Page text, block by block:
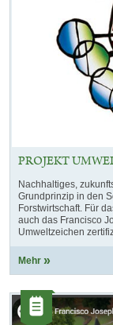
PROJEKT
Nachhaltiges,
Grundprinzip in den
Forstwirtschaft. Für
auch das Francisco
Umweltzeichen
Mehr
Kategorie:
Artikel